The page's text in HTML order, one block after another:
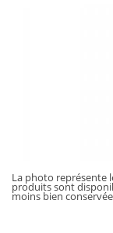
La photo représente
produits sont
moins bien